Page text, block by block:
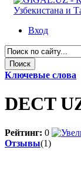
Вход
Ключевые слова
DECT
Рейтинг: 0
Отзывы(1)